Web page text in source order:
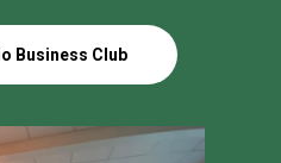
Business Club